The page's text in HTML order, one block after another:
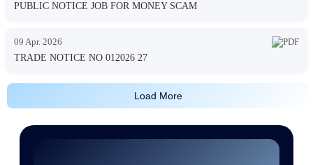
PUBLIC NOTICE JOB FOR MONEY SCAM
09 Apr. 2026
TRADE NOTICE NO 012026 27
Load More